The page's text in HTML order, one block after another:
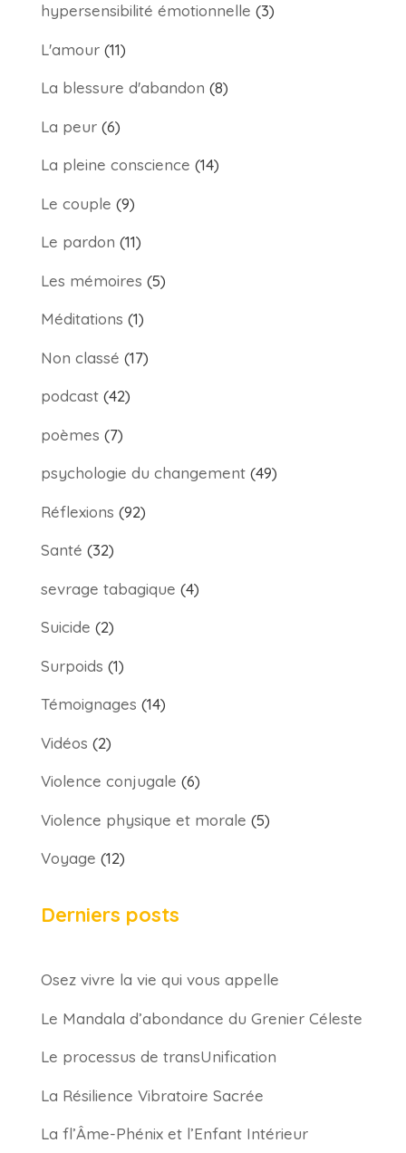
hypersensibilité émotionnelle (3)
L'amour(11)
La blessure d'abandon (8)
La peur(6)
La pleine conscience (14)
Le couple (9)
Le pardon (11)
Les mémoires (5)
Méditations (1)
Non classé (17)
podcast(42)
poèmes (7)
psychologie du changement(49)
Réflexions (92)
Santé (32)
sevrage tabagique (4)
Suicide (2)
Surpoids (1)
Témoignages (14)
Vidéos (2)
Violence conjugale (6)
Violence physique et morale (5)
Voyage (12)
Derniers posts
Osez vivre la vie qui vous appelle
Le Mandala d’abondance du Grenier Céleste
Le processus de transUnification
La Résilience Vibratoire Sacrée
La fl’Âme-Phénix et l’Enfant Intérieur